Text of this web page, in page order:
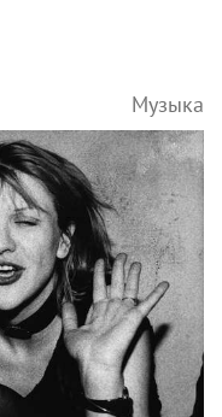
Музыка